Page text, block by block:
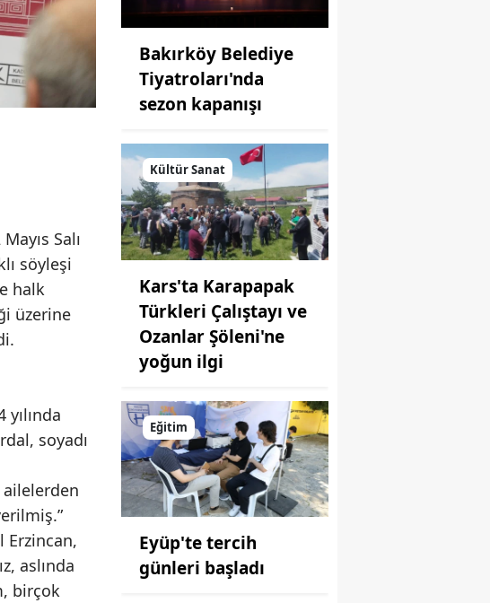
Salı
söyleşi
halk
üzerine
soyadı
ailelerden
aslında
birçok
Bakırköy Belediye
Tiyatroları'nda
sezon kapanışı
Kültür Sanat
Kars'ta Karapapak
Türkleri Çalıştayı ve
Ozanlar Şöleni'ne
yoğun ilgi
Eğitim
Eyüp'te tercih
günleri başladı